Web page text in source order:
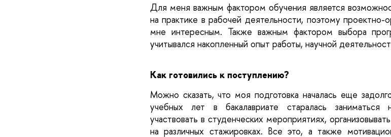
Для меня важным фактором обучения является
на практике в рабочей деятельности, поэтому проектно-
мне интересным. Также важным фактором выбора
учитывался накопленный опыт работы, научной
Как готовились к поступлению?
Можно сказать, что моя подготовка началась еще
учебных лет в бакалавриате старалась заниматься
участвовать в студенческих мероприятиях,
на различных стажировках. Все это, а также